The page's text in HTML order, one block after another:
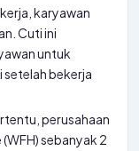
karyawan
Cuti ini
untuk
bekerja
perusahaan
sebanyak 2